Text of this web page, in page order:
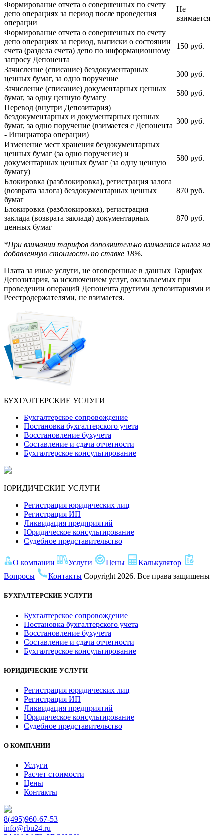
Формирование отчета о совершенных по счету
депо операциях за период после проведения
операции
Не
взимается
Формирование отчета о совершенных по счету
депо операциях за период, выписки о состоянии
счета (раздела счета) депо по информационному
запросу Депонента
150 руб.
Зачисление (списание) бездокументарных
ценных бумаг, за одно поручение
300 руб.
Зачисление (списание) документарных ценных
бумаг, за одну ценную бумагу
580 руб.
Перевод (внутри Депозитария)
бездокументарных и документарных ценных
бумаг, за одно поручение (взимается с Депонента
- Инициатора операции)
300 руб.
Изменение мест хранения бездокументарных
ценных бумаг (за одно поручение) и
документарных ценных бумаг (за одну ценную
бумагу)
580 руб.
Блокировка (разблокировка), регистрация залога
(возврата залога) бездокументарных ценных
бумаг
870 руб.
Блокировка (разблокировка), регистрация
заклада (возврата заклада) документарных
ценных бумаг
870 руб.
*При взимании тарифов дополнительно взимается налог на
добавленную стоимость по ставке 18%.
Плата за иные услуги, не оговоренные в данных Тарифах
Депозитария, за исключением услуг, оказываемых при
проведении операций Депонента другими депозитариями и
Реестродержателями, не взимается.
БУХГАЛТЕРСКИЕ УСЛУГИ
Бухгалтерское сопровождение
Постановка бухгалтерского учета
Восстановление бухучета
Составление и сдача отчетности
Бухгалтерское консультирование
ЮРИДИЧЕСКИЕ УСЛУГИ
Регистрация юридических лиц
Регистрация ИП
Ликвидация предприятий
Юридическое консультирование
Судебное представительство
О компании Услуги Цены
Калькулятор
Вопросы
Контакты Сopyright 2026. Все права защищены
БУХГАЛТЕРСКИЕ УСЛУГИ
Бухгалтерское сопровождение
Постановка бухгалтерского учета
Восстановление бухучета
Составление и сдача отчетности
Бухгалтерское консультирование
ЮРИДИЧЕСКИЕ УСЛУГИ
Регистрация юридических лиц
Регистрация ИП
Ликвидация предприятий
Юридическое консультирование
Судебное представительство
О КОМПАНИИ
Услуги
Расчет стоимости
Цены
Контакты
8(495)960-67-53
info@rbu24.ru